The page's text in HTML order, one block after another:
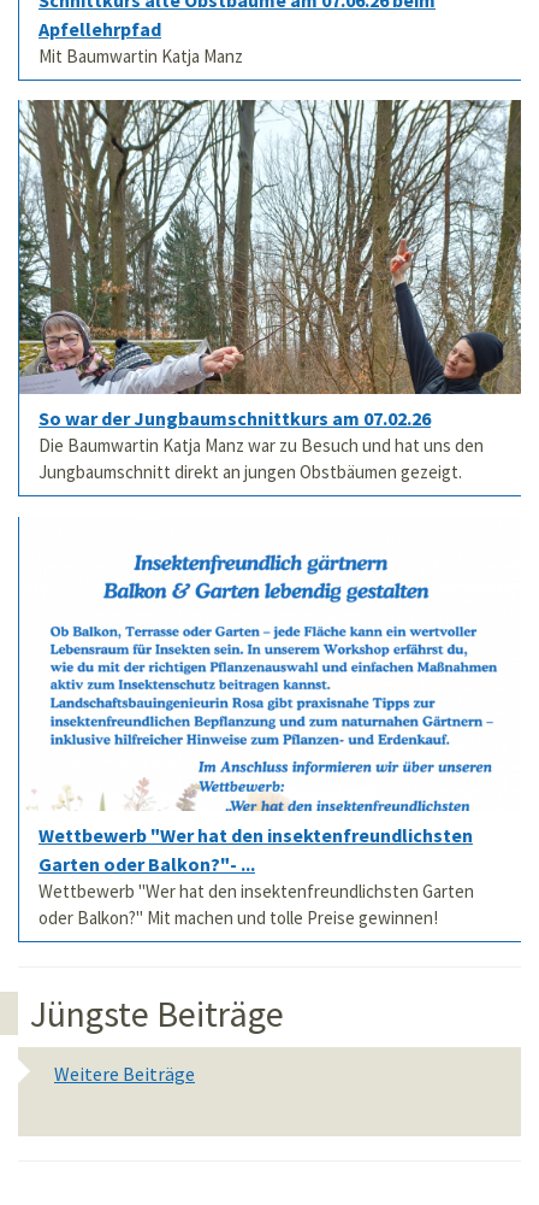
Apfellehrpfad
Mit Baumwartin Katja Manz
So war der Jungbaumschnittkurs am 07.02.26
Die Baumwartin Katja Manz war zu Besuch und hat uns den
Jungbaumschnitt direkt an jungen Obstbäumen gezeigt.
Wettbewerb "Wer hat den insektenfreundlichsten
Garten oder Balkon?"- ...
Wettbewerb "Wer hat den insektenfreundlichsten Garten
oder Balkon?" Mit machen und tolle Preise gewinnen!
Jüngste Beiträge
Weitere Beiträge